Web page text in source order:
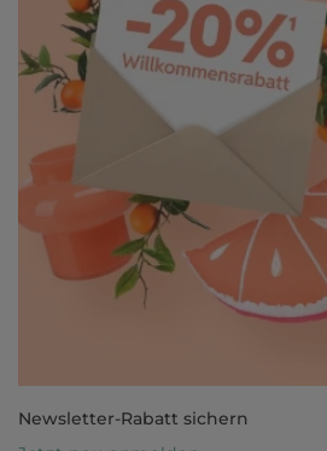
Newsletter-Rabatt sichern